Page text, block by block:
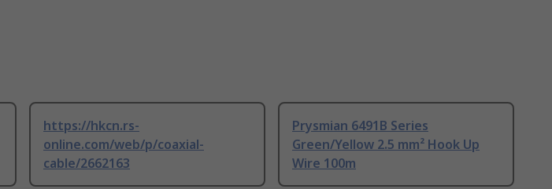
https://hkcn.rs-
online.com/web/p/coaxial-
cable/2662163
Prysmian 6491B Series
Green/Yellow 2.5 mm² Hook Up
Wire 100m